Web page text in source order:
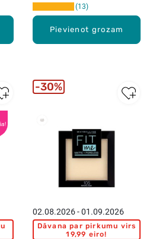
Pievienot grozam
13
02.08.2026 - 01.09.2026
Dāvana par pirkumu virs
19,99 eiro!
30%